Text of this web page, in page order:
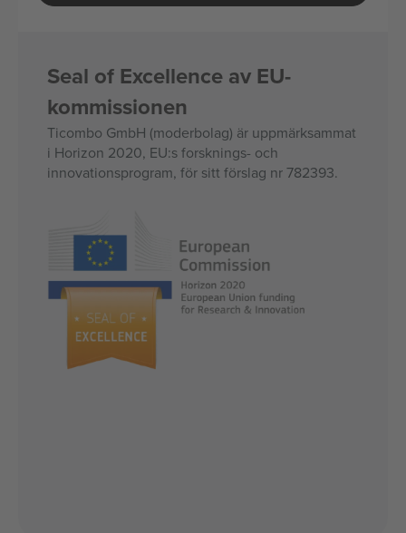
Seal of Excellence av EU-
kommissionen
Ticombo GmbH (moderbolag) är uppmärksammat
i Horizon 2020, EU:s forsknings- och
innovationsprogram, för sitt förslag nr 782393.